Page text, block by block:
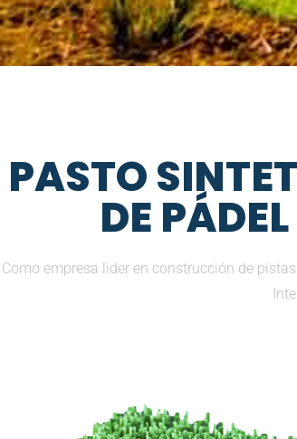
PASTO
DE
Como empresa lider en construcción de